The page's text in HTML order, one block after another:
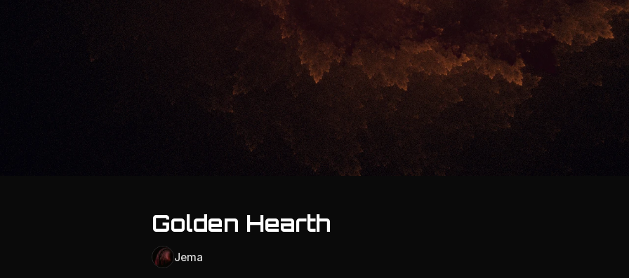
Golden Hearth
Jema